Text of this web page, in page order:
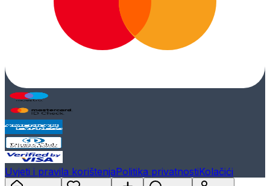
Uvjeti i pravila korištenjaPolitika privatnostiKolačići